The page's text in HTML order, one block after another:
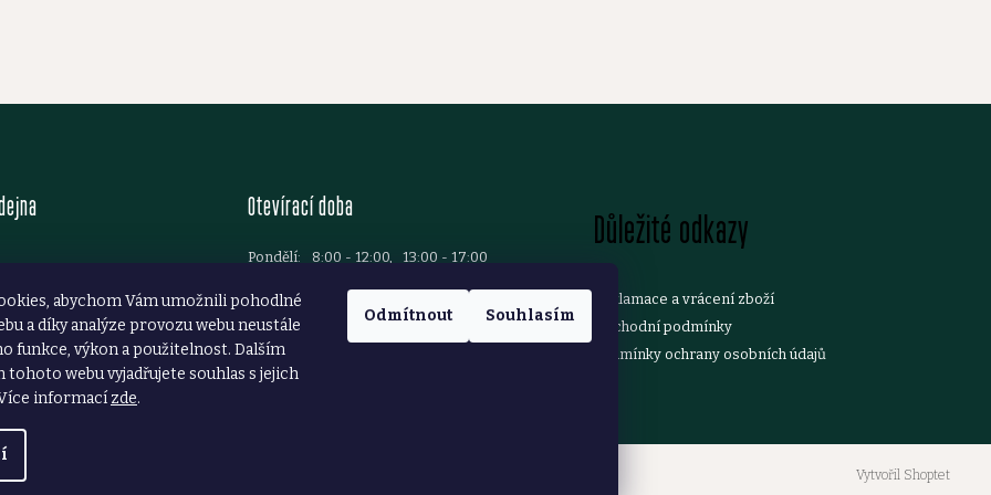
abychom Vám umožnili pohodlné
a díky analýze provozu webu neustále
funkce, výkon a použitelnost. Dalším
webu vyjadřujete souhlas s jejich
informací zde.
Odmítnout Souhlasím
781 699
Otevírací doba
Pondělí:
8:00 - 12:00, 13:00 - 17:00
Středa:
8:00 - 12:00, 13:00 - 17:00
Čtvrtek:
Pátek:
Sobota:
Důležité odkazy
Reklamace a vrácení zboží
Obchodní podmínky
Podmínky ochrany osobních údajů
Vytvořil Shoptet